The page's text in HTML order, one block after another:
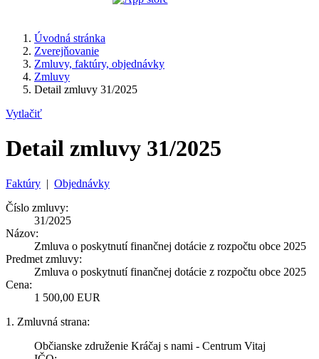
Úvodná stránka
Zverejňovanie
Zmluvy, faktúry, objednávky
Zmluvy
Detail zmluvy 31/2025
Vytlačiť
Detail zmluvy 31/2025
Faktúry | Objednávky
Číslo zmluvy:
31/2025
Názov:
Zmluva o poskytnutí finančnej dotácie z rozpočtu obce 2025
Predmet zmluvy:
Zmluva o poskytnutí finančnej dotácie z rozpočtu obce 2025
Cena:
1 500,00 EUR
1. Zmluvná strana:
Občianske združenie Kráčaj s nami - Centrum Vitaj